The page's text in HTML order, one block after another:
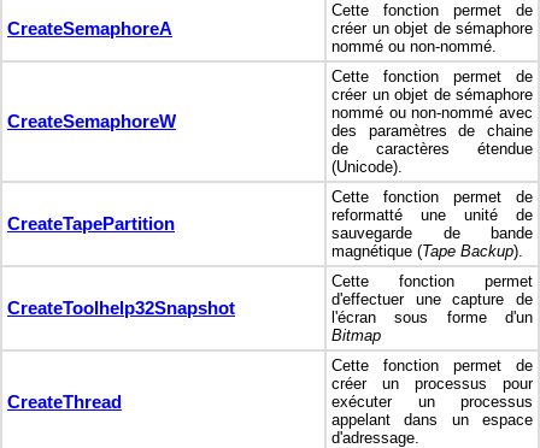
CreateSemaphoreA
Cette fonction permet de
créer un objet de sémaphore
nommé ou non-nommé.
CreateSemaphoreW
Cette fonction permet de
créer un objet de sémaphore
nommé ou non-nommé avec
des paramètres de chaine
de caractères étendue
(Unicode).
CreateTapePartition
Cette fonction permet de
reformatté une unité de
sauvegarde de bande
magnétique (Tape Backup).
CreateToolhelp32Snapshot
Cette fonction permet
d'effectuer une capture de
l'écran sous forme d'un
Bitmap
CreateThread
Cette fonction permet de
créer un processus pour
exécuter un processus
appelant dans un espace
d'adressage.